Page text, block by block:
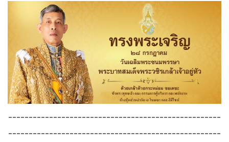
----------------------------------------------------
----------------------------------------------------